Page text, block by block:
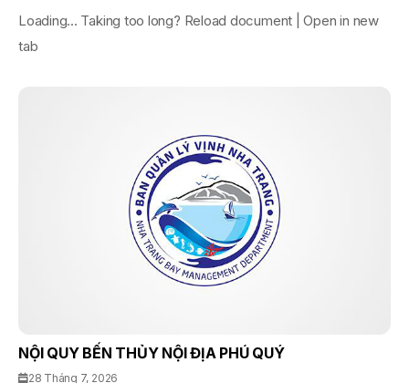
Loading... Taking too long? Reload document | Open in new
tab
NỘI QUY BẾN THỦY NỘI ĐỊA PHÚ QUÝ
28 Tháng 7, 2026